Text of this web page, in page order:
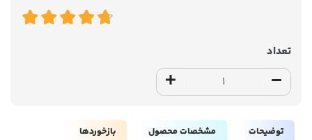
تعداد
توضیحات مشخصات محصول بازخوردها